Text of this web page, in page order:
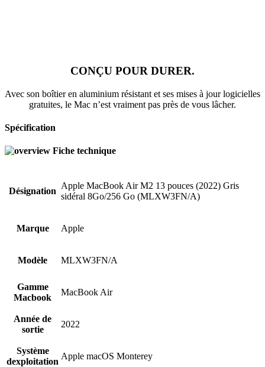
CONÇU POUR DURER.
Avec son boîtier en aluminium résistant et ses mises à jour logicielles
gratuites, le Mac n’est vraiment pas près de vous lâcher.
Spécification
Fiche technique
Désignation
Apple MacBook Air M2 13 pouces (2022) Gris
sidéral 8Go/256 Go (MLXW3FN/A)
Marque Apple
Modèle MLXW3FN/A
Gamme
Macbook
MacBook Air
Année de
sortie
2022
Système
dexploitation
Apple macOS Monterey